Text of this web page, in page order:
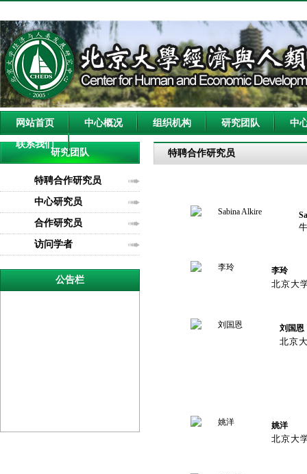
网站首页 中心概况 组织机构 研究团队 中
联系我们
研究团队
特聘合作研究员
中心研究员
合作研究员
访问学者
公告栏
特聘合作研究员
李玲
北京大
刘国恩
北京
姚洋
北京大